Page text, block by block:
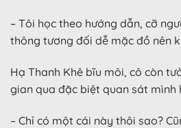
– Tôi học theo hướng dẫn, cỡ
thông tương đối dễ mặc đồ nên
Hạ Thanh Khê bĩu môi, cô còn
gian qua đặc biệt quan sát mình
– Chỉ có một cái này thôi sao?